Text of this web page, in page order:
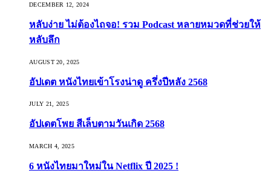
DECEMBER 12, 2024
หลับง่าย ไม่ต้องไถจอ! รวม Podcast หลายหมวดที่ช่วยให้
หลับลึก
AUGUST 20, 2025
อัปเดต หนังไทยเข้าโรงน่าดู ครึ่งปีหลัง 2568
JULY 21, 2025
อัปเดตโพย สีเล็บตามวันเกิด 2568
MARCH 4, 2025
6 หนังไทยมาใหม่ใน Netflix ปี 2025 !